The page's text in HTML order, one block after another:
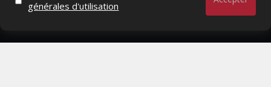
générales d'utilisation